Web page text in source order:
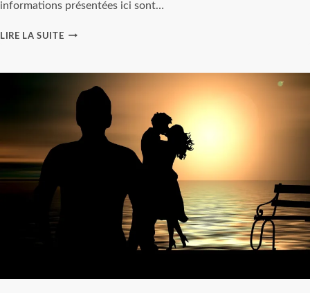
informations présentées ici sont…
LIRE LA SUITELES
RENCONTRE
EN
FRANCE